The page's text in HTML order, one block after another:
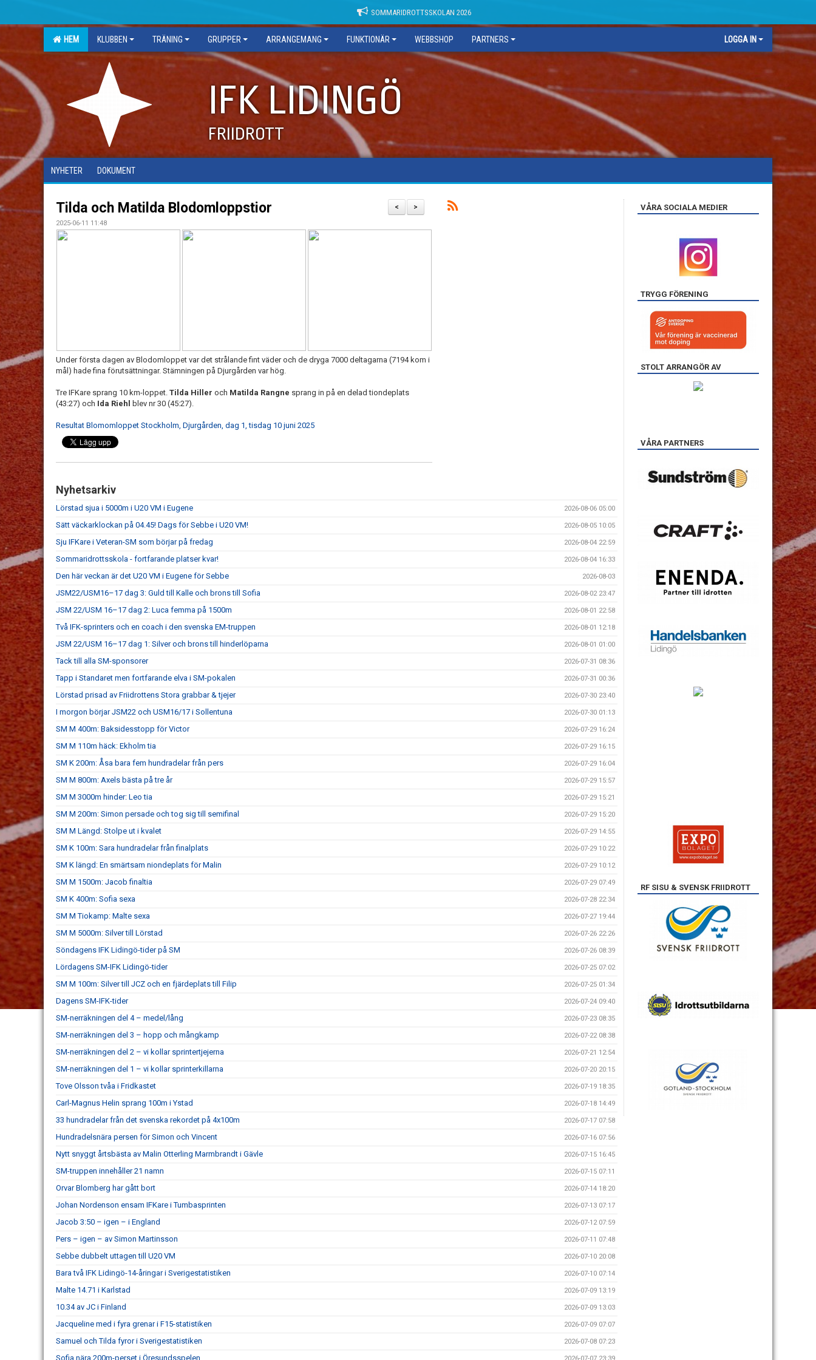
SOMMARIDROTTSSKOLAN 2026
HEM KLUBBEN TRÄNING GRUPPER ARRANGEMANG FUNKTIONÄR WEBBSHOP PARTNERS LOGGA IN
IFK LIDINGÖ
FRIIDROTT
NYHETER DOKUMENT
>
<
Tilda och Matilda Blodomloppstior
2025-06-11 11:48
Under första dagen av Blodomloppet var det strålande fint väder och de dryga 7000 deltagarna (7194 kom i
mål) hade fina förutsättningar. Stämningen på Djurgården var hög.
Tre IFKare sprang 10 km-loppet. Tilda Hiller och Matilda Rangne sprang in på en delad tiondeplats
(43:27) och Ida Riehl blev nr 30 (45:27).
Resultat Blomomloppet Stockholm, Djurgården, dag 1, tisdag 10 juni 2025
Nyhetsarkiv
Lörstad sjua i 5000m i U20 VM i Eugene 2026-08-06 05:00
Sätt väckarklockan på 04.45! Dags för Sebbe i U20 VM! 2026-08-05 10:05
Sju IFKare i Veteran-SM som börjar på fredag 2026-08-04 22:59
Sommaridrottsskola - fortfarande platser kvar! 2026-08-04 16:33
Den här veckan är det U20 VM i Eugene för Sebbe 2026-08-03
JSM22/USM16–17 dag 3: Guld till Kalle och brons till Sofia 2026-08-02 23:47
JSM 22/USM 16–17 dag 2: Luca femma på 1500m 2026-08-01 22:58
Två IFK-sprinters och en coach i den svenska EM-truppen 2026-08-01 12:18
JSM 22/USM 16–17 dag 1: Silver och brons till hinderlöparna 2026-08-01 01:00
Tack till alla SM-sponsorer 2026-07-31 08:36
Tapp i Standaret men fortfarande elva i SM-pokalen 2026-07-31 00:36
Lörstad prisad av Friidrottens Stora grabbar & tjejer 2026-07-30 23:40
I morgon börjar JSM22 och USM16/17 i Sollentuna 2026-07-30 01:13
SM M 400m: Baksidesstopp för Victor 2026-07-29 16:24
SM M 110m häck: Ekholm tia 2026-07-29 16:15
SM K 200m: Åsa bara fem hundradelar från pers 2026-07-29 16:04
SM M 800m: Axels bästa på tre år 2026-07-29 15:57
SM M 3000m hinder: Leo tia 2026-07-29 15:21
SM M 200m: Simon persade och tog sig till semifinal 2026-07-29 15:20
SM M Längd: Stolpe ut i kvalet 2026-07-29 14:55
SM K 100m: Sara hundradelar från finalplats 2026-07-29 10:22
SM K längd: En smärtsam niondeplats för Malin 2026-07-29 10:12
SM M 1500m: Jacob finaltia 2026-07-29 07:49
SM K 400m: Sofia sexa 2026-07-28 22:34
SM M Tiokamp: Malte sexa 2026-07-27 19:44
SM M 5000m: Silver till Lörstad 2026-07-26 22:26
Söndagens IFK Lidingö-tider på SM 2026-07-26 08:39
Lördagens SM-IFK Lidingö-tider 2026-07-25 07:02
SM M 100m: Silver till JCZ och en fjärdeplats till Filip 2026-07-25 01:34
Dagens SM-IFK-tider 2026-07-24 09:40
SM-nerräkningen del 4 – medel/lång 2026-07-23 08:35
SM-nerräkningen del 3 – hopp och mångkamp 2026-07-22 08:38
SM-nerräkningen del 2 – vi kollar sprintertjejerna 2026-07-21 12:54
SM-nerräkningen del 1 – vi kollar sprinterkillarna 2026-07-20 20:15
Tove Olsson tvåa i Fridkastet 2026-07-19 18:35
Carl-Magnus Helin sprang 100m i Ystad 2026-07-18 14:49
33 hundradelar från det svenska rekordet på 4x100m 2026-07-17 07:58
Hundradelsnära persen för Simon och Vincent 2026-07-16 07:56
Nytt snyggt årtsbästa av Malin Otterling Marmbrandt i Gävle 2026-07-15 16:45
SM-truppen innehåller 21 namn 2026-07-15 07:11
Orvar Blomberg har gått bort 2026-07-14 18:20
Johan Nordenson ensam IFKare i Tumbasprinten 2026-07-13 07:17
Jacob 3:50 – igen – i England 2026-07-12 07:59
Pers – igen – av Simon Martinsson 2026-07-11 07:48
Sebbe dubbelt uttagen till U20 VM 2026-07-10 20:08
Bara två IFK Lidingö-14-åringar i Sverigestatistiken 2026-07-10 07:14
Malte 14.71 i Karlstad 2026-07-09 13:19
10.34 av JC i Finland 2026-07-09 13:03
Jacqueline med i fyra grenar i F15-statistiken 2026-07-09 07:07
Samuel och Tilda fyror i Sverigestatistiken 2026-07-08 07:23
Sofia nära 200m-perset i Öresundsspelen
VÅRA SOCIALA MEDIER
TRYGG FÖRENING
STOLT ARRANGÖR AV
VÅRA PARTNERS
RF SISU & SVENSK FRIIDROTT